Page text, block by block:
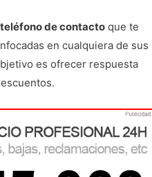
teléfono de contacto que te
en cualquiera de sus
es ofrecer respuesta